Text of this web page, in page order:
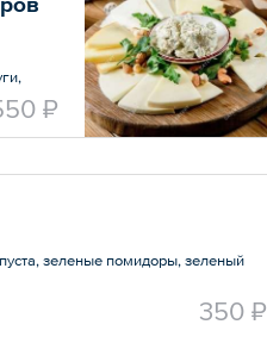
₽
зеленые помидоры, зеленый
350 ₽